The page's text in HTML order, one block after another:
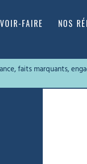
FAIRE NOS
faits marquants,